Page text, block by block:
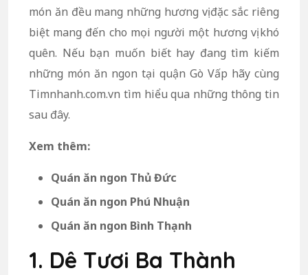
món ăn đều mang những hương vị đặc sắc riêng
biệt mang đến cho mọi người một hương vị khó
quên. Nếu bạn muốn biết hay đang tìm kiếm
những món ăn ngon tại quận Gò Vấp hãy cùng
Timnhanh.com.vn tìm hiểu qua những thông tin
sau đây.
Xem thêm:
Quán ăn ngon Thủ Đức
Quán ăn ngon Phú Nhuận
Quán ăn ngon Bình Thạnh
1. Dê Tươi Ba Thành